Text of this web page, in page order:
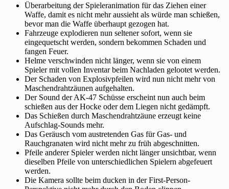
Überarbeitung der Spieleranimation für das Ziehen einer
Waffe, damit es nicht mehr aussieht als würde man schießen,
bevor man die Waffe überhaupt gezogen hat.
Fahrzeuge explodieren nun seltener sofort, wenn sie
eingequetscht werden, sondern bekommen Schaden und
fangen Feuer.
Helme verschwinden nicht länger, wenn sie von einem
Spieler mit vollen Inventar beim Nachladen gelootet werden.
Der Schaden von Explosivpfeilen wird nun nicht mehr von
Maschendrahtzäunen aufgehalten.
Der Sound der AK-47 Schüsse erscheint nun auch beim
schießen aus der Hocke oder dem Liegen nicht gedämpft.
Das Schießen durch Maschendrahtzäune erzeugt keine
Aufschlag-Sounds mehr.
Das Geräusch vom austretenden Gas für Gas- und
Rauchgranaten wird nicht mehr zu früh abgeschnitten.
Pfeile anderer Spieler werden nicht länger unsichtbar, wenn
dieselben Pfeile von unterschiedlichen Spielern abgefeuert
werden.
Die Kamera sollte beim ducken in der First-Person-